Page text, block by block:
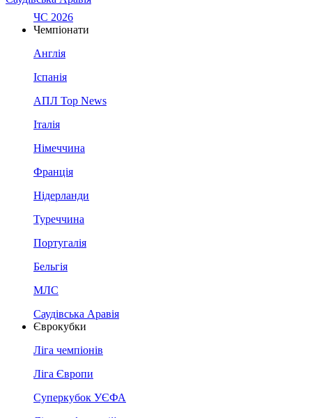
ЧС 2026
Чемпіонати
Англія
Іспанія
АПЛ Top News
Італія
Німеччина
Франція
Нідерланди
Туреччина
Португалія
Бельгія
МЛС
Саудівська Аравія
Єврокубки
Ліга чемпіонів
Ліга Європи
Суперкубок УЄФА